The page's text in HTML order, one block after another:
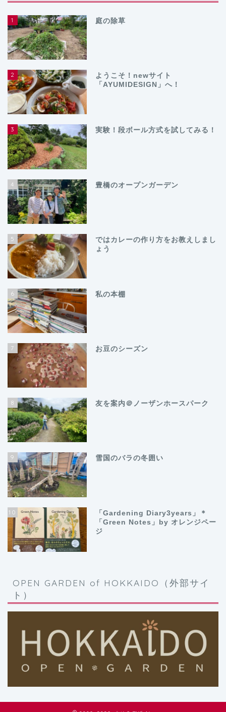
1 庭の除草
2
ようこそ！newサイト
「AYUMIDESIGN」へ！
3 実験！段ボール方式を試してみる！
4 豊橋のオープンガーデン
5
ではカレーの作り方をお教えしまし
ょう
6 私の本棚
7 お豆のシーズン
8 友を案内＠ノーザンホースパーク
9 雪国のバラの冬囲い
10
「Gardening Diary3years」＊
「Green Notes」by オレンジペー
ジ
OPEN GARDEN of HOKKAIDO（外部サイ
ト）